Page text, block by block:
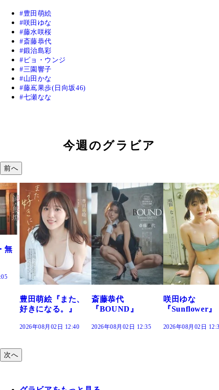
豊田萌絵
咲田ゆな
藤水咲桜
斎藤恭代
鍛治島彩
ピョ・ウンジ
三園響子
山田かな
藤嶌果歩(日向坂46)
七瀬なな
今週のグラビア
前へ
斎藤恭代
『BOUND』
2026年08月02日 12:35
咲田ゆな
『Sunflower』
2026年08月02日 12:30
藤水咲桜『花
だまり』
2026年08月02日
次へ